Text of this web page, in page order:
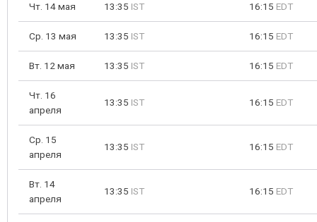
Чт. 14 мая 13:35 IST 16:15 EDT
Ср. 13 мая 13:35 IST 16:15 EDT
Вт. 12 мая 13:35 IST 16:15 EDT
Чт. 16
апреля
13:35 IST 16:15 EDT
Ср. 15
апреля
13:35 IST 16:15 EDT
Вт. 14
апреля
13:35 IST 16:15 EDT